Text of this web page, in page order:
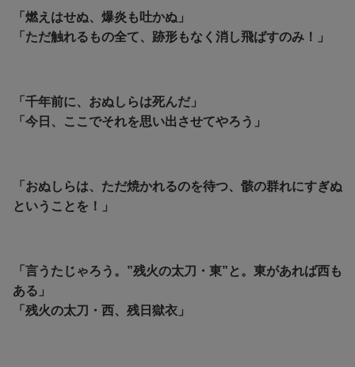
「燃えはせぬ、爆炎も吐かぬ」
「ただ触れるもの全て、跡形もなく消し飛ばすのみ！」
「千年前に、おぬしらは死んだ」
「今日、ここでそれを思い出させてやろう」
「おぬしらは、ただ焼かれるのを待つ、骸の群れにすぎぬ
ということを！」
「言うたじゃろう。”残火の太刀・東”と。東があれば西も
ある」
「残火の太刀・西、残日獄衣」